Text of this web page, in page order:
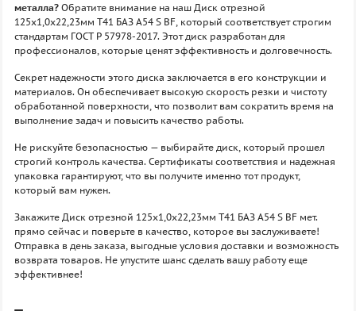
металла? Обратите внимание на наш Диск отрезной
125х1,0х22,23мм Т41 БАЗ A54 S BF, который соответствует строгим
стандартам ГОСТ P 57978-2017. Этот диск разработан для
профессионалов, которые ценят эффективность и долговечность.
Секрет надежности этого диска заключается в его конструкции и
материалов. Он обеспечивает высокую скорость резки и чистоту
обработанной поверхности, что позволит вам сократить время на
выполнение задач и повысить качество работы.
Не рискуйте безопасностью — выбирайте диск, который прошел
строгий контроль качества. Сертификаты соответствия и надежная
упаковка гарантируют, что вы получите именно тот продукт,
который вам нужен.
Закажите Диск отрезной 125х1,0х22,23мм Т41 БАЗ A54 S BF мет.
прямо сейчас и поверьте в качество, которое вы заслуживаете!
Отправка в день заказа, выгодные условия доставки и возможность
возврата товаров. Не упустите шанс сделать вашу работу еще
эффективнее!